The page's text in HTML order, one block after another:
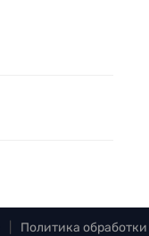
Политика